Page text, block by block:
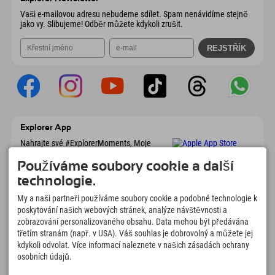
Vaši e-mailovou adresu nebudeme sdílet. Spam nenávidíme stejně
jako vy. Slibujeme! Odběr můžete kdykoli zrušit.
Explorer App
Nahrajte své #ExplorerMoments, Moje
seznamem míst, která chcete navštívit,
přehledem restaurací a mnoha dalšími
věcmi. Stáhněte si hned!
Čas na chvilky objevitelů
166
Horská jezera a
dobrodružné bazény
4.634km
Sjezdovky pro lyžování a
Používáme soubory cookie a další
technologie.
My a naši partneři používáme soubory cookie a podobné technologie k
poskytování našich webových stránek, analýze návštěvnosti a
zobrazování personalizovaného obsahu. Data mohou být předávána
třetím stranám (např. v USA). Váš souhlas je dobrovolný a můžete jej
kdykoli odvolat. Více informací naleznete v našich zásadách ochrany
osobních údajů.